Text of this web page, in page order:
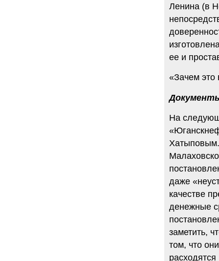
Ленина (в
ее и
«Зачем это
На
даже
качестве
денежные
заметить,
том, что